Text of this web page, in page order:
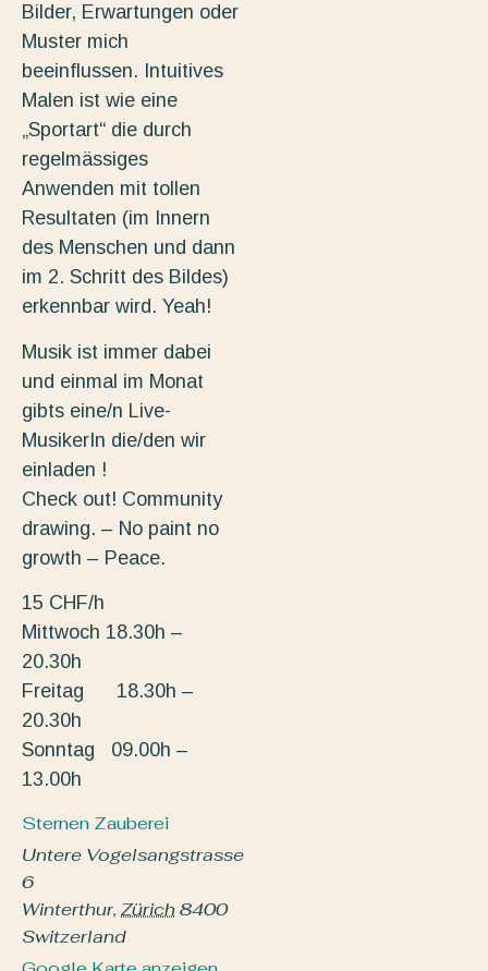
Bilder, Erwartungen oder
Muster mich
beeinflussen. Intuitives
Malen ist wie eine
„Sportart“ die durch
regelmässiges
Anwenden mit tollen
Resultaten (im Innern
des Menschen und dann
im 2. Schritt des Bildes)
erkennbar wird. Yeah!
Musik ist immer dabei
und einmal im Monat
gibts eine/n Live-
MusikerIn die/den wir
einladen !
Check out! Community
drawing. – No paint no
growth – Peace.
15 CHF/h
Mittwoch 18.30h –
20.30h
Freitag 18.30h –
20.30h
Sonntag 09.00h –
13.00h
Sternen Zauberei
Untere Vogelsangstrasse
6
Winterthur, Zürich8400
Switzerland